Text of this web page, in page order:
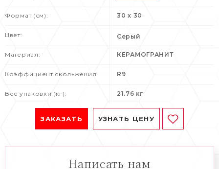
Формат (см): 30 x 30
Цвет: Серый
Материал: КЕРАМОГРАНИТ
Коэффициент скольжения: R9
Вес упаковки (кг): 21.76 кг
ЗАКАЗАТЬ УЗНАТЬ ЦЕНУ
Написать нам